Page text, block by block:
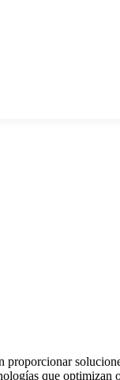
que optimizan